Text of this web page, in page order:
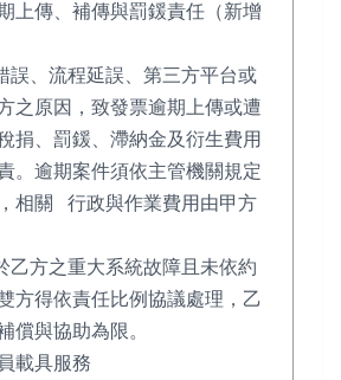
傳、補傳與罰鍰責任（新增
誤、流程延誤、第三方平台或
之原因，致發票逾期上傳或遭
捐、罰鍰、滯納金及衍生費用
。逾期案件須依主管機關規定
相關 行政與作業費用由甲方
乙方之重大系統故障且未依約
方得依責任比例協議處理，乙
償與協助為限。
載具服務